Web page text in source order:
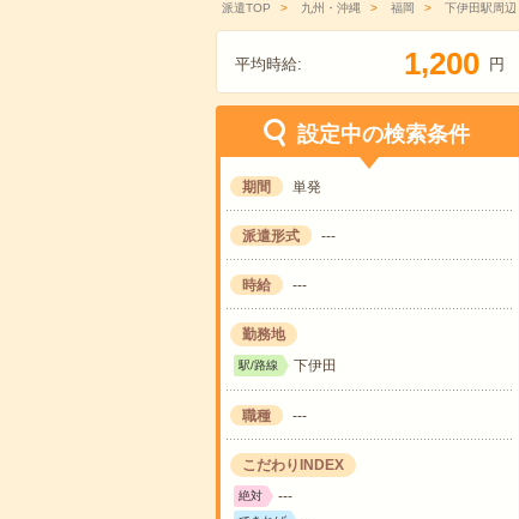
派遣TOP 九州・沖縄 福岡 下伊田駅周辺
平均時給: 1,200 円
設定中の検索条件
期間 単発
派遣形式 ---
時給 ---
勤務地
駅/路線 下伊田
職種 ---
こだわりINDEX
絶対 ---